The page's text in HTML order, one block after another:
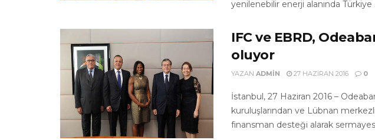
yenilenebilir enerji alanında Türkiye
IFC ve EBRD,
oluyor
YAZAN ADMIN 27 HAZIRAN 2016 0
İstanbul, 27 Haziran 2016 –
kuruluşlarından ve Lübnan
finansman desteği alarak